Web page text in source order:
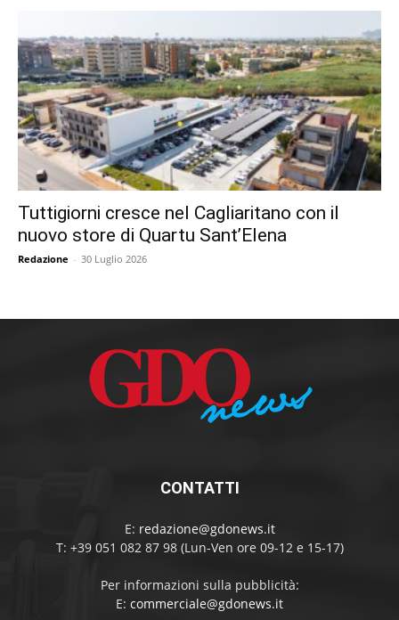
Tuttigiorni cresce nel Cagliaritano con il
nuovo store di Quartu Sant’Elena
Redazione - 30 Luglio 2026
CONTATTI
E: redazione@gdonews.it
T: +39 051 082 87 98 (Lun-Ven ore 09-12 e 15-17)
Per informazioni sulla pubblicità:
E: commerciale@gdonews.it